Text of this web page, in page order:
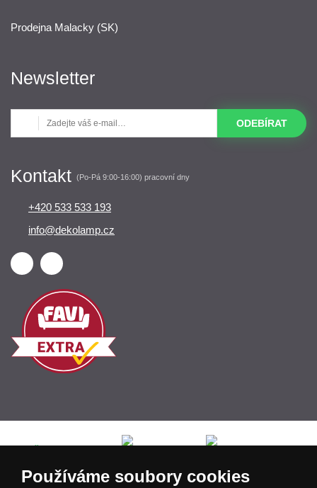
Prodejna Malacky (SK)
Newsletter
ODEBÍRAT
Kontakt (Po-Pá 9:00-16:00) pracovní dny
+420 533 533 193
info@dekolamp.cz
Používáme soubory cookies